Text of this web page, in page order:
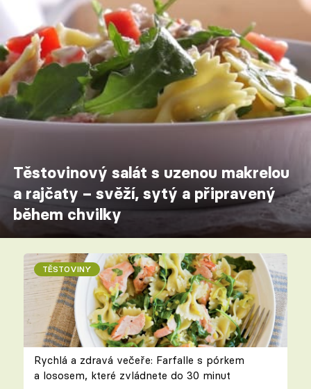
Těstovinový salát s uzenou makrelou
a rajčaty – svěží, sytý a připravený
během chvilky
TĚSTOVINY
Rychlá a zdravá večeře: Farfalle s pórkem
a lososem, které zvládnete do 30 minut